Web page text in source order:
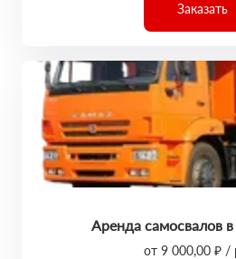
Заказать
Аренда самосвалов
от 9 000,00 ₽ /